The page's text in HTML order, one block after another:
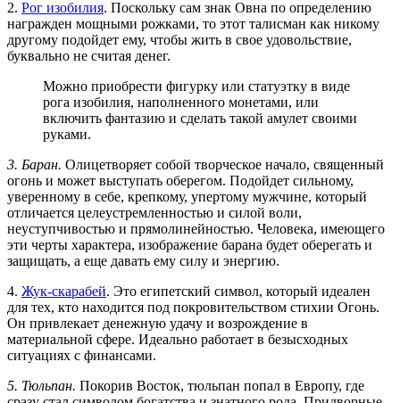
2. Рог изобилия. Поскольку сам знак Овна по определению
награжден мощными рожками, то этот талисман как никому
другому подойдет ему, чтобы жить в свое удовольствие,
буквально не считая денег.
Можно приобрести фигурку или статуэтку в виде
рога изобилия, наполненного монетами, или
включить фантазию и сделать такой амулет своими
руками.
3. Баран. Олицетворяет собой творческое начало, священный
огонь и может выступать оберегом. Подойдет сильному,
уверенному в себе, крепкому, упертому мужчине, который
отличается целеустремленностью и силой воли,
неуступчивостью и прямолинейностью. Человека, имеющего
эти черты характера, изображение барана будет оберегать и
защищать, а еще давать ему силу и энергию.
4. Жук-скарабей. Это египетский символ, который идеален
для тех, кто находится под покровительством стихии Огонь.
Он привлекает денежную удачу и возрождение в
материальной сфере. Идеально работает в безысходных
ситуациях с финансами.
5. Тюльпан. Покорив Восток, тюльпан попал в Европу, где